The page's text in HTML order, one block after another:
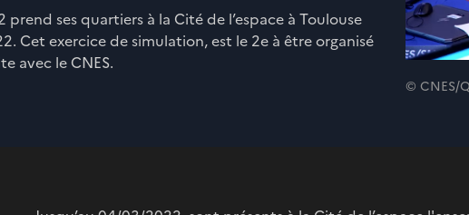
prend ses quartiers à la Cité de l’espace à Toulouse
Cet exercice de simulation, est le 2e à être organisé
avec le CNES.
© CNES/